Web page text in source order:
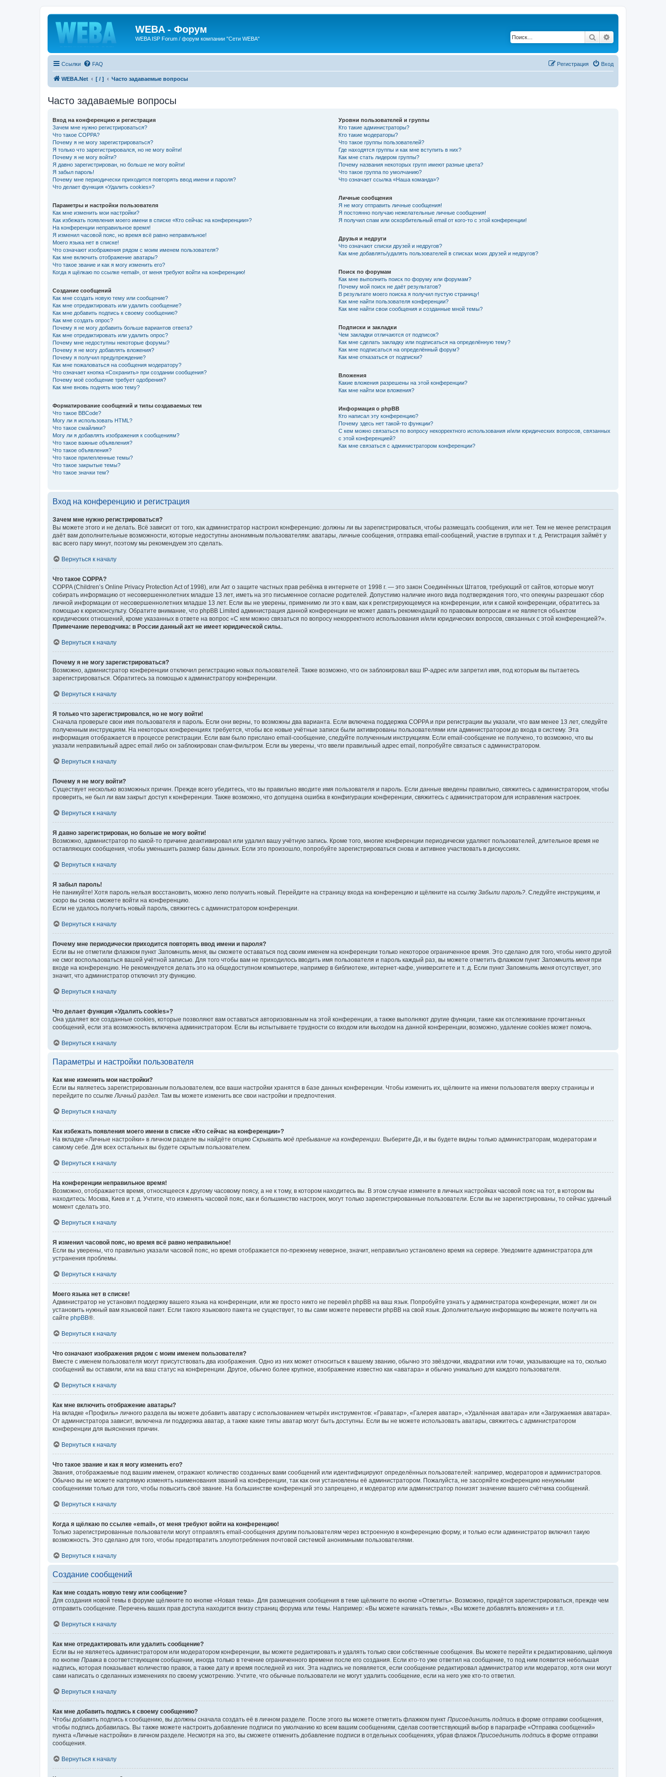
WEBA - Форум
WEBA ISP Forum / форум компании "Сети WEBA" Поиск
Ссылки FAQ Вход
Регистрация
WEBA.Net [ / ] Часто задаваемые вопросы
Часто задаваемые вопросы
Вход на конференцию и регистрация
Зачем мне нужно регистрироваться?
Что такое COPPA?
Почему я не могу зарегистрироваться?
Я только что зарегистрировался, но не могу войти!
Почему я не могу войти?
Я давно зарегистрирован, но больше не могу войти!
Я забыл пароль!
Почему мне периодически приходится повторять ввод имени и пароля?
Что делает функция «Удалить cookies»?
Параметры и настройки пользователя
Как мне изменить мои настройки?
Как избежать появления моего имени в списке «Кто сейчас на конференции»?
На конференции неправильное время!
Я изменил часовой пояс, но время всё равно неправильное!
Моего языка нет в списке!
Что означают изображения рядом с моим именем пользователя?
Как мне включить отображение аватары?
Что такое звание и как я могу изменить его?
Когда я щёлкаю по ссылке «email», от меня требуют войти на конференцию!
Создание сообщений
Как мне создать новую тему или сообщение?
Как мне отредактировать или удалить сообщение?
Как мне добавить подпись к своему сообщению?
Как мне создать опрос?
Почему я не могу добавить больше вариантов ответа?
Как мне отредактировать или удалить опрос?
Почему мне недоступны некоторые форумы?
Почему я не могу добавлять вложения?
Почему я получил предупреждение?
Как мне пожаловаться на сообщения модератору?
Что означает кнопка «Сохранить» при создании сообщения?
Почему моё сообщение требует одобрения?
Как мне вновь поднять мою тему?
Форматирование сообщений и типы создаваемых тем
Что такое BBCode?
Могу ли я использовать HTML?
Что такое смайлики?
Могу ли я добавлять изображения к сообщениям?
Что такое важные объявления?
Что такое объявления?
Что такое прилепленные темы?
Что такое закрытые темы?
Что такое значки тем?
Уровни пользователей и группы
Кто такие администраторы?
Кто такие модераторы?
Что такое группы пользователей?
Где находятся группы и как мне вступить в них?
Как мне стать лидером группы?
Почему названия некоторых групп имеют разные цвета?
Что такое группа по умолчанию?
Что означает ссылка «Наша команда»?
Личные сообщения
Я не могу отправить личные сообщения!
Я постоянно получаю нежелательные личные сообщения!
Я получил спам или оскорбительный email от кого-то с этой конференции!
Друзья и недруги
Что означают списки друзей и недругов?
Как мне добавлять/удалять пользователей в списках моих друзей и недругов?
Поиск по форумам
Как мне выполнить поиск по форуму или форумам?
Почему мой поиск не даёт результатов?
В результате моего поиска я получил пустую страницу!
Как мне найти пользователя конференции?
Как мне найти свои сообщения и созданные мной темы?
Подписки и закладки
Чем закладки отличаются от подписок?
Как мне сделать закладку или подписаться на определённую тему?
Как мне подписаться на определённый форум?
Как мне отказаться от подписки?
Вложения
Какие вложения разрешены на этой конференции?
Как мне найти мои вложения?
Информация о phpBB
Кто написал эту конференцию?
Почему здесь нет такой-то функции?
С кем можно связаться по вопросу некорректного использования и/или юридических вопросов, связанных
с этой конференцией?
Как мне связаться с администратором конференции?
Вход на конференцию и регистрация
Зачем мне нужно регистрироваться?
Вы можете этого и не делать. Всё зависит от того, как администратор настроил конференцию: должны ли вы зарегистрироваться, чтобы размещать сообщения, или нет. Тем не менее регистрация
даёт вам дополнительные возможности, которые недоступны анонимным пользователям: аватары, личные сообщения, отправка email-сообщений, участие в группах и т. д. Регистрация займёт у
вас всего пару минут, поэтому мы рекомендуем это сделать.
Вернуться к началу
Что такое COPPA?
COPPA (Children’s Online Privacy Protection Act of 1998), или Акт о защите частных прав ребёнка в интернете от 1998 г. — это закон Соединённых Штатов, требующий от сайтов, которые могут
собирать информацию от несовершеннолетних младше 13 лет, иметь на это письменное согласие родителей. Допустимо наличие иного вида подтверждения того, что опекуны разрешают сбор
личной информации от несовершеннолетних младше 13 лет. Если вы не уверены, применимо ли это к вам, как к регистрирующемуся на конференции, или к самой конференции, обратитесь за
помощью к юрисконсульту. Обратите внимание, что phpBB Limited администрация данной конференции не может давать рекомендаций по правовым вопросам и не является объектом
юридических отношений, кроме указанных в ответе на вопрос «С кем можно связаться по вопросу некорректного использования и/или юридических вопросов, связанных с этой конференцией?».
Примечание переводчика: в России данный акт не имеет юридической силы.
Вернуться к началу
Почему я не могу зарегистрироваться?
Возможно, администратор конференции отключил регистрацию новых пользователей. Также возможно, что он заблокировал ваш IP-адрес или запретил имя, под которым вы пытаетесь
зарегистрироваться. Обратитесь за помощью к администратору конференции.
Вернуться к началу
Я только что зарегистрировался, но не могу войти!
Сначала проверьте свои имя пользователя и пароль. Если они верны, то возможны два варианта. Если включена поддержка COPPA и при регистрации вы указали, что вам менее 13 лет, следуйте
полученным инструкциям. На некоторых конференциях требуется, чтобы все новые учётные записи были активированы пользователями или администратором до входа в систему. Эта
информация отображается в процессе регистрации. Если вам было прислано email-сообщение, следуйте полученным инструкциям. Если email-сообщение не получено, то возможно, что вы
указали неправильный адрес email либо он заблокирован спам-фильтром. Если вы уверены, что ввели правильный адрес email, попробуйте связаться с администратором.
Вернуться к началу
Почему я не могу войти?
Существует несколько возможных причин. Прежде всего убедитесь, что вы правильно вводите имя пользователя и пароль. Если данные введены правильно, свяжитесь с администратором, чтобы
проверить, не был ли вам закрыт доступ к конференции. Также возможно, что допущена ошибка в конфигурации конференции, свяжитесь с администратором для исправления настроек.
Вернуться к началу
Я давно зарегистрирован, но больше не могу войти!
Возможно, администратор по какой-то причине деактивировал или удалил вашу учётную запись. Кроме того, многие конференции периодически удаляют пользователей, длительное время не
оставляющих сообщения, чтобы уменьшить размер базы данных. Если это произошло, попробуйте зарегистрироваться снова и активнее участвовать в дискуссиях.
Вернуться к началу
Я забыл пароль!
Не паникуйте! Хотя пароль нельзя восстановить, можно легко получить новый. Перейдите на страницу входа на конференцию и щёлкните на ссылку Забыли пароль? . Следуйте инструкциям, и
скоро вы снова сможете войти на конференцию.
Если не удалось получить новый пароль, свяжитесь с администратором конференции.
Вернуться к началу
Почему мне периодически приходится повторять ввод имени и пароля?
Если вы не отметили флажком пункт Запомнить меня , вы сможете оставаться под своим именем на конференции только некоторое ограниченное время. Это сделано для того, чтобы никто другой
не смог воспользоваться вашей учётной записью. Для того чтобы вам не приходилось вводить имя пользователя и пароль каждый раз, вы можете отметить флажком пункт Запомнить меня при
входе на конференцию. Не рекомендуется делать это на общедоступном компьютере, например в библиотеке, интернет-кафе, университете и т. д. Если пункт Запомнить меня отсутствует, это
значит, что администратор отключил эту функцию.
Вернуться к началу
Что делает функция «Удалить cookies»?
Она удаляет все созданные cookies, которые позволяют вам оставаться авторизованным на этой конференции, а также выполняют другие функции, такие как отслеживание прочитанных
сообщений, если эта возможность включена администратором. Если вы испытываете трудности со входом или выходом на данной конференции, возможно, удаление cookies может помочь.
Вернуться к началу
Параметры и настройки пользователя
Как мне изменить мои настройки?
Если вы являетесь зарегистрированным пользователем, все ваши настройки хранятся в базе данных конференции. Чтобы изменить их, щёлкните на имени пользователя вверху страницы и
перейдите по ссылке Личный раздел . Там вы можете изменить все свои настройки и предпочтения.
Вернуться к началу
Как избежать появления моего имени в списке «Кто сейчас на конференции»?
На вкладке «Личные настройки» в личном разделе вы найдёте опцию Скрывать моё пребывание на конференции . Выберите Да , и вы будете видны только администраторам, модераторам и
самому себе. Для всех остальных вы будете скрытым пользователем.
Вернуться к началу
На конференции неправильное время!
Возможно, отображается время, относящееся к другому часовому поясу, а не к тому, в котором находитесь вы. В этом случае измените в личных настройках часовой пояс на тот, в котором вы
находитесь: Москва, Киев и т. д. Учтите, что изменять часовой пояс, как и большинство настроек, могут только зарегистрированные пользователи. Если вы не зарегистрированы, то сейчас удачный
момент сделать это.
Вернуться к началу
Я изменил часовой пояс, но время всё равно неправильное!
Если вы уверены, что правильно указали часовой пояс, но время отображается по-прежнему неверное, значит, неправильно установлено время на сервере. Уведомите администратора для
устранения проблемы.
Вернуться к началу
Моего языка нет в списке!
Администратор не установил поддержку вашего языка на конференции, или же просто никто не перевёл phpBB на ваш язык. Попробуйте узнать у администратора конференции, может ли он
установить нужный вам языковой пакет. Если такого языкового пакета не существует, то вы сами можете перевести phpBB на свой язык. Дополнительную информацию вы можете получить на
сайте phpBB®.
Вернуться к началу
Что означают изображения рядом с моим именем пользователя?
Вместе с именем пользователя могут присутствовать два изображения. Одно из них может относиться к вашему званию, обычно это звёздочки, квадратики или точки, указывающие на то, сколько
сообщений вы оставили, или на ваш статус на конференции. Другое, обычно более крупное, изображение известно как «аватара» и обычно уникально для каждого пользователя.
Вернуться к началу
Как мне включить отображение аватары?
На вкладке «Профиль» личного раздела вы можете добавить аватару с использованием четырёх инструментов: «Граватар», «Галерея аватар», «Удалённая аватара» или «Загружаемая аватара».
От администратора зависит, включена ли поддержка аватар, а также какие типы аватар могут быть доступны. Если вы не можете использовать аватары, свяжитесь с администратором
конференции для выяснения причин.
Вернуться к началу
Что такое звание и как я могу изменить его?
Звания, отображаемые под вашим именем, отражают количество созданных вами сообщений или идентифицируют определённых пользователей: например, модераторов и администраторов.
Обычно вы не можете напрямую изменять наименования званий на конференции, так как они установлены её администратором. Пожалуйста, не засоряйте конференцию ненужными
сообщениями только для того, чтобы повысить своё звание. На большинстве конференций это запрещено, и модератор или администратор понизят значение вашего счётчика сообщений.
Вернуться к началу
Когда я щёлкаю по ссылке «email», от меня требуют войти на конференцию!
Только зарегистрированные пользователи могут отправлять email-сообщения другим пользователям через встроенную в конференцию форму, и только если администратор включил такую
возможность. Это сделано для того, чтобы предотвратить злоупотребления почтовой системой анонимными пользователями.
Вернуться к началу
Создание сообщений
Как мне создать новую тему или сообщение?
Для создания новой темы в форуме щёлкните по кнопке «Новая тема». Для размещения сообщения в теме щёлкните по кнопке «Ответить». Возможно, придётся зарегистрироваться, прежде чем
отправить сообщение. Перечень ваших прав доступа находится внизу страниц форума или темы. Например: «Вы можете начинать темы», «Вы можете добавлять вложения» и т.п.
Вернуться к началу
Как мне отредактировать или удалить сообщение?
Если вы не являетесь администратором или модератором конференции, вы можете редактировать и удалять только свои собственные сообщения. Вы можете перейти к редактированию, щёлкнув
по кнопке Правка в соответствующем сообщении, иногда только в течение ограниченного времени после его создания. Если кто-то уже ответил на сообщение, то под ним появится небольшая
надпись, которая показывает количество правок, а также дату и время последней из них. Эта надпись не появляется, если сообщение редактировал администратор или модератор, хотя они могут
сами написать о сделанных изменениях по своему усмотрению. Учтите, что обычные пользователи не могут удалить сообщение, если на него уже кто-то ответил.
Вернуться к началу
Как мне добавить подпись к своему сообщению?
Чтобы добавить подпись к сообщению, вы должны сначала создать её в личном разделе. После этого вы можете отметить флажком пункт Присоединить подпись в форме отправки сообщения,
чтобы подпись добавилась. Вы также можете настроить добавление подписи по умолчанию ко всем вашим сообщениям, сделав соответствующий выбор в параграфе «Отправка сообщений»
пункта «Личные настройки» в личном разделе. Несмотря на это, вы сможете отменить добавление подписи в отдельных сообщениях, убрав флажок Присоединить подпись в форме отправки
сообщения.
Вернуться к началу